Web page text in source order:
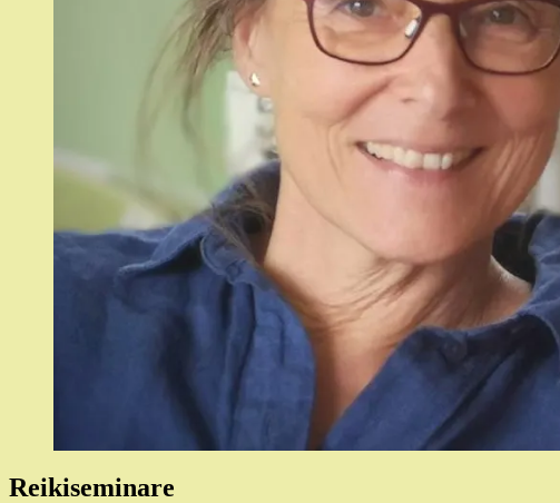
Reikiseminare